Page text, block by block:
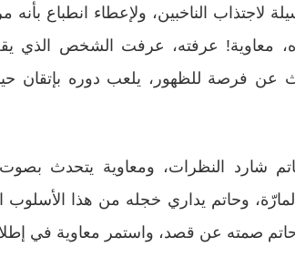
لاجتذاب الناخبين، ولإعطاء انطباع
معاوية! عرفته، عرفت الشخص الذي
عن فرصة للظهور، يلعب دوره بإتقان
حاتم شارد النظرات، ومعاوية يتحدث
وحاتم يداري خجله من هذا الأسلوب
صمته عن قصد، واستمر معاوية في